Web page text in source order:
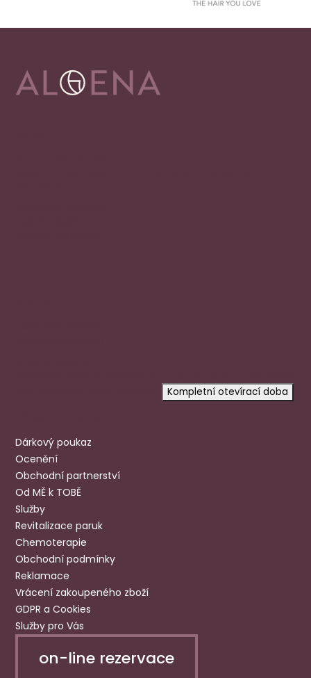
Kompletní otevírací doba
Dárkový poukaz
Ocenění
Obchodní partnerství
Od MĚ k TOBĚ
Služby
Revitalizace paruk
Chemoterapie
Obchodní podmínky
Reklamace
Vrácení zakoupeného zboží
GDPR a Cookies
Služby pro Vás
on-line rezervace